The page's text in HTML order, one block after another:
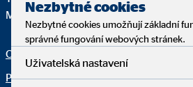
Mail:klient@ovb.cz
OVB
Představujeme poradce
CSR
Nezbytné cookies
Nezbytné cookies umožňují základní
správné fungování webových stránek.
Uživatelská nastavení